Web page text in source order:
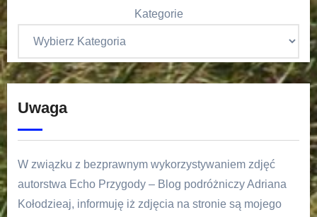
Kategorie
Uwaga
W związku z bezprawnym wykorzystywaniem zdjęć
autorstwa Echo Przygody – Blog podróżniczy Adriana
Kołodzieaj, informuję iż zdjęcia na stronie są mojego